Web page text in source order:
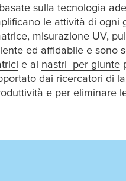
sulla tecnologia
le attività di ogni
misurazione UV,
ed affidabile e sono
e ai nastri per giunte
dai ricercatori di
e per eliminare